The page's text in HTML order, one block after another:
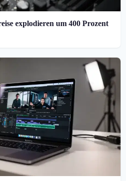
explodieren um 400 Prozent